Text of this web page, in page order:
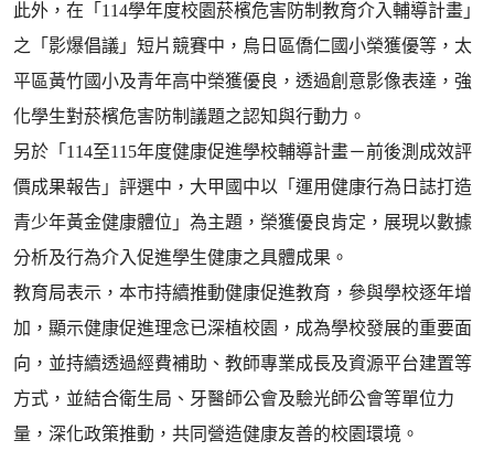
此外，在「114學年度校園菸檳危害防制教育介入輔導計畫」
之「影爆倡議」短片競賽中，烏日區僑仁國小榮獲優等，太
平區黃竹國小及青年高中榮獲優良，透過創意影像表達，強
化學生對菸檳危害防制議題之認知與行動力。
另於「114至115年度健康促進學校輔導計畫－前後測成效評
價成果報告」評選中，大甲國中以「運用健康行為日誌打造
青少年黃金健康體位」為主題，榮獲優良肯定，展現以數據
分析及行為介入促進學生健康之具體成果。
教育局表示，本市持續推動健康促進教育，參與學校逐年增
加，顯示健康促進理念已深植校園，成為學校發展的重要面
向，並持續透過經費補助、教師專業成長及資源平台建置等
方式，並結合衛生局、牙醫師公會及驗光師公會等單位力
量，深化政策推動，共同營造健康友善的校園環境。